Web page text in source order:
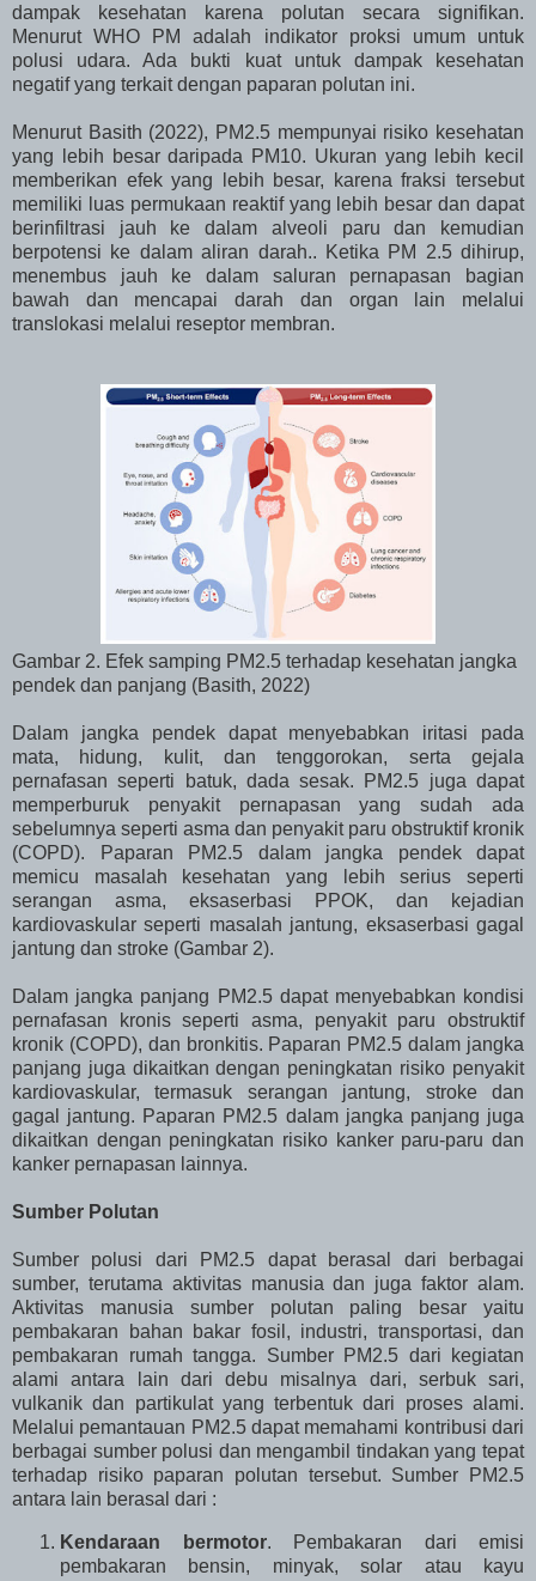
dampak kesehatan karena polutan secara signifikan.
Menurut WHO PM adalah indikator proksi umum untuk
polusi udara. Ada bukti kuat untuk dampak kesehatan
negatif yang terkait dengan paparan polutan ini.
Menurut Basith (2022), PM2.5 mempunyai risiko kesehatan
yang lebih besar daripada PM10. Ukuran yang lebih kecil
memberikan efek yang lebih besar, karena fraksi tersebut
memiliki luas permukaan reaktif yang lebih besar dan dapat
berinfiltrasi jauh ke dalam alveoli paru dan kemudian
berpotensi ke dalam aliran darah.. Ketika PM 2.5 dihirup,
menembus jauh ke dalam saluran pernapasan bagian
bawah dan mencapai darah dan organ lain melalui
translokasi melalui reseptor membran.
Gambar 2. Efek samping PM2.5 terhadap kesehatan jangka
pendek dan panjang (Basith, 2022)
Dalam jangka pendek dapat menyebabkan iritasi pada
mata, hidung, kulit, dan tenggorokan, serta gejala
pernafasan seperti batuk, dada sesak. PM2.5 juga dapat
memperburuk penyakit pernapasan yang sudah ada
sebelumnya seperti asma dan penyakit paru obstruktif kronik
(COPD). Paparan PM2.5 dalam jangka pendek dapat
memicu masalah kesehatan yang lebih serius seperti
serangan asma, eksaserbasi PPOK, dan kejadian
kardiovaskular seperti masalah jantung, eksaserbasi gagal
jantung dan stroke (Gambar 2).
Dalam jangka panjang PM2.5 dapat menyebabkan kondisi
pernafasan kronis seperti asma, penyakit paru obstruktif
kronik (COPD), dan bronkitis. Paparan PM2.5 dalam jangka
panjang juga dikaitkan dengan peningkatan risiko penyakit
kardiovaskular, termasuk serangan jantung, stroke dan
gagal jantung. Paparan PM2.5 dalam jangka panjang juga
dikaitkan dengan peningkatan risiko kanker paru-paru dan
kanker pernapasan lainnya.
Sumber Polutan
Sumber polusi dari PM2.5 dapat berasal dari berbagai
sumber, terutama aktivitas manusia dan juga faktor alam.
Aktivitas manusia sumber polutan paling besar yaitu
pembakaran bahan bakar fosil, industri, transportasi, dan
pembakaran rumah tangga. Sumber PM2.5 dari kegiatan
alami antara lain dari debu misalnya dari, serbuk sari,
vulkanik dan partikulat yang terbentuk dari proses alami.
Melalui pemantauan PM2.5 dapat memahami kontribusi dari
berbagai sumber polusi dan mengambil tindakan yang tepat
terhadap risiko paparan polutan tersebut. Sumber PM2.5
antara lain berasal dari :
Kendaraan bermotor. Pembakaran dari emisi
pembakaran bensin, minyak, solar atau kayu